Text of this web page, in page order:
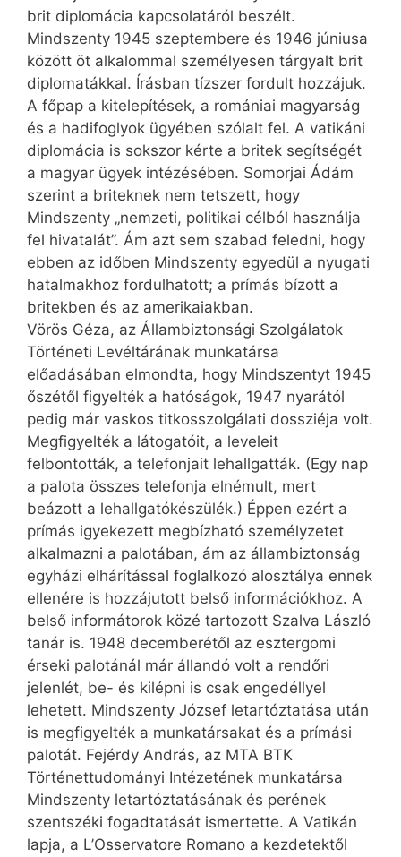
brit diplomácia kapcsolatáról beszélt.
Mindszenty 1945 szeptembere és 1946 júniusa
között öt alkalommal személyesen tárgyalt brit
diplomatákkal. Írásban tízszer fordult hozzájuk.
A főpap a kitelepítések, a romániai magyarság
és a hadifoglyok ügyében szólalt fel. A vatikáni
diplomácia is sokszor kérte a britek segítségét
a magyar ügyek intézésében. Somorjai Ádám
szerint a briteknek nem tetszett, hogy
Mindszenty „nemzeti, politikai célból használja
fel hivatalát”. Ám azt sem szabad feledni, hogy
ebben az időben Mindszenty egyedül a nyugati
hatalmakhoz fordulhatott; a prímás bízott a
britekben és az amerikaiakban.
Vörös Géza, az Állambiztonsági Szolgálatok
Történeti Levéltárának munkatársa
előadásában elmondta, hogy Mindszentyt 1945
őszétől figyelték a hatóságok, 1947 nyarától
pedig már vaskos titkosszolgálati dossziéja volt.
Megfigyelték a látogatóit, a leveleit
felbontották, a telefonjait lehallgatták. (Egy nap
a palota összes telefonja elnémult, mert
beázott a lehallgatókészülék.) Éppen ezért a
prímás igyekezett megbízható személyzetet
alkalmazni a palotában, ám az állambiztonság
egyházi elhárítással foglalkozó alosztálya ennek
ellenére is hozzájutott belső információkhoz. A
belső informátorok közé tartozott Szalva László
tanár is. 1948 decemberétől az esztergomi
érseki palotánál már állandó volt a rendőri
jelenlét, be- és kilépni is csak engedéllyel
lehetett. Mindszenty József letartóztatása után
is megfigyelték a munkatársakat és a prímási
palotát. Fejérdy András, az MTA BTK
Történettudományi Intézetének munkatársa
Mindszenty letartóztatásának és perének
szentszéki fogadtatását ismertette. A Vatikán
lapja, a L’Osservatore Romano a kezdetektől